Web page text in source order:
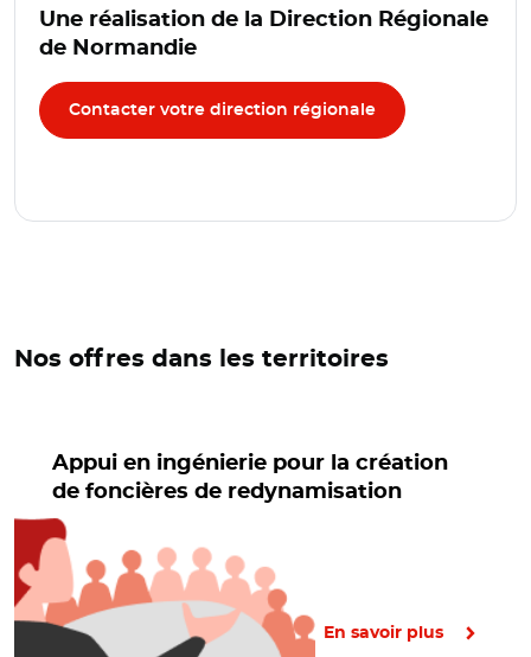
Une réalisation de la Direction Régionale
de Normandie
Contacter votre direction régionale
Nos offres dans les territoires
Appui en ingénierie pour la création
de foncières de redynamisation
En savoir plus